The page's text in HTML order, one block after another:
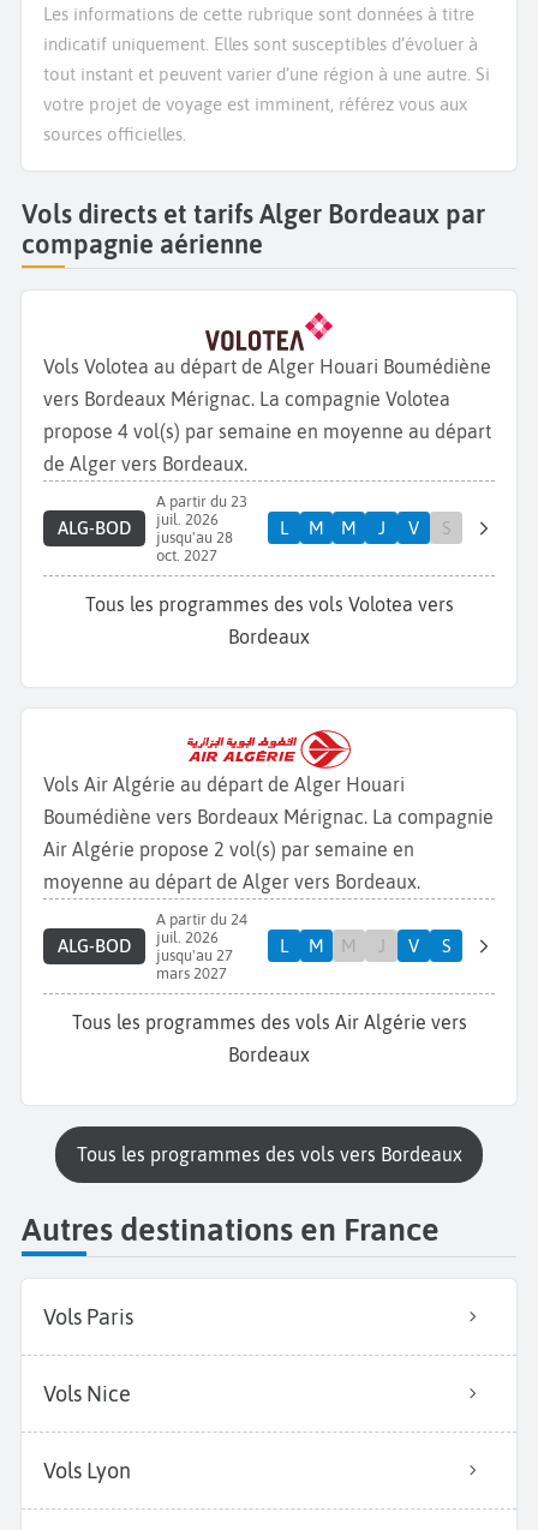
Les informations de cette rubrique sont données à titre
indicatif uniquement. Elles sont susceptibles d’évoluer à
tout instant et peuvent varier d’une région à une autre. Si
votre projet de voyage est imminent, référez vous aux
sources officielles.
Vols directs et tarifs Alger Bordeaux par
compagnie aérienne
Vols Volotea au départ de Alger Houari Boumédiène
vers Bordeaux Mérignac. La compagnie Volotea
propose 4 vol(s) par semaine en moyenne au départ
de Alger vers Bordeaux.
ALG-BOD
A partir du 23
juil. 2026
jusqu'au 28
oct. 2027
L M M J V S
Tous les programmes des vols Volotea vers
Bordeaux
Vols Air Algérie au départ de Alger Houari
Boumédiène vers Bordeaux Mérignac. La compagnie
Air Algérie propose 2 vol(s) par semaine en
moyenne au départ de Alger vers Bordeaux.
ALG-BOD
A partir du 24
juil. 2026
jusqu'au 27
mars 2027
L M M J V S
Tous les programmes des vols Air Algérie vers
Bordeaux
Tous les programmes des vols vers Bordeaux
Autres destinations en France
Vols Paris
Vols Nice
Vols Lyon